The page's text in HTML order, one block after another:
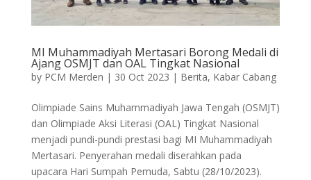
MI Muhammadiyah Mertasari Borong Medali di
Ajang OSMJT dan OAL Tingkat Nasional
by PCM Merden | 30 Oct 2023 | Berita, Kabar Cabang
Olimpiade Sains Muhammadiyah Jawa Tengah (OSMJT)
dan Olimpiade Aksi Literasi (OAL) Tingkat Nasional
menjadi pundi-pundi prestasi bagi MI Muhammadiyah
Mertasari. Penyerahan medali diserahkan pada
upacara Hari Sumpah Pemuda, Sabtu (28/10/2023).